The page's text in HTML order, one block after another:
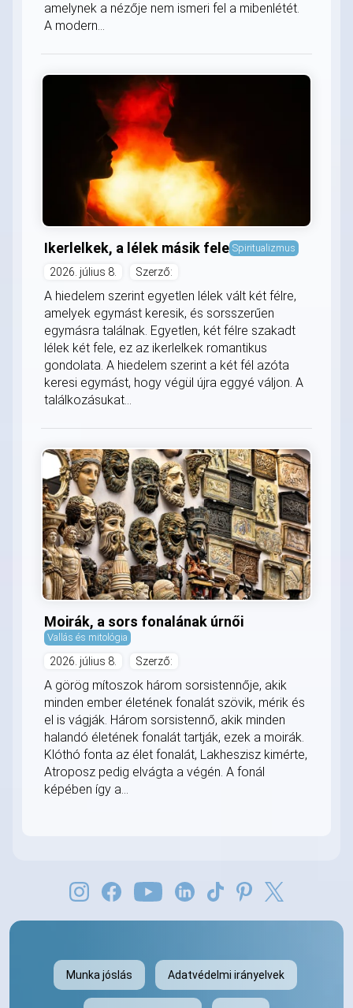
amelynek a nézője nem ismeri fel a mibenlétét.
A modern...
Ikerlelkek, a lélek másik fele Spiritualizmus
2026. július 8. Szerző:
A hiedelem szerint egyetlen lélek vált két félre,
amelyek egymást keresik, és sorsszerűen
egymásra találnak. Egyetlen, két félre szakadt
lélek két fele, ez az ikerlelkek romantikus
gondolata. A hiedelem szerint a két fél azóta
keresi egymást, hogy végül újra eggyé váljon. A
találkozásukat...
Moirák, a sors fonalának úrnői
Vallás és mitológia
2026. július 8. Szerző:
A görög mítoszok három sorsistennője, akik
minden ember életének fonalát szövik, mérik és
el is vágják. Három sorsistennő, akik minden
halandó életének fonalát tartják, ezek a moirák.
Klóthó fonta az élet fonalát, Lakheszisz kimérte,
Atroposz pedig elvágta a végén. A fonál
képében így a...
Munka jóslás Adatvédelmi irányelvek